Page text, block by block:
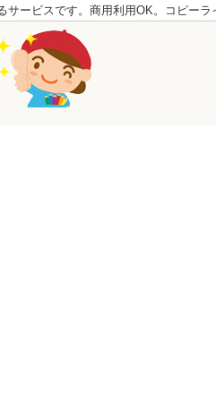
ービスです。商用利用OK。コピー